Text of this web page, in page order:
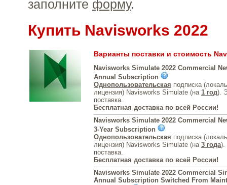
заполните форму.
Купить Navisworks 2022
Варианты поставки и стоимость
Navisworks Simulate 2022 Commercial
Annual Subscription
Однопользовательская подписка
лицензия) Navisworks Simulate (на 1 год).
поставка.
Бесплатная доставка по всей России!
Navisworks Simulate 2022 Commercial
3-Year Subscription
Однопользовательская подписка
лицензия) Navisworks Simulate (на 3 года).
поставка.
Бесплатная доставка по всей России!
Navisworks Simulate 2022 Commercial
Annual Subscription Switched From